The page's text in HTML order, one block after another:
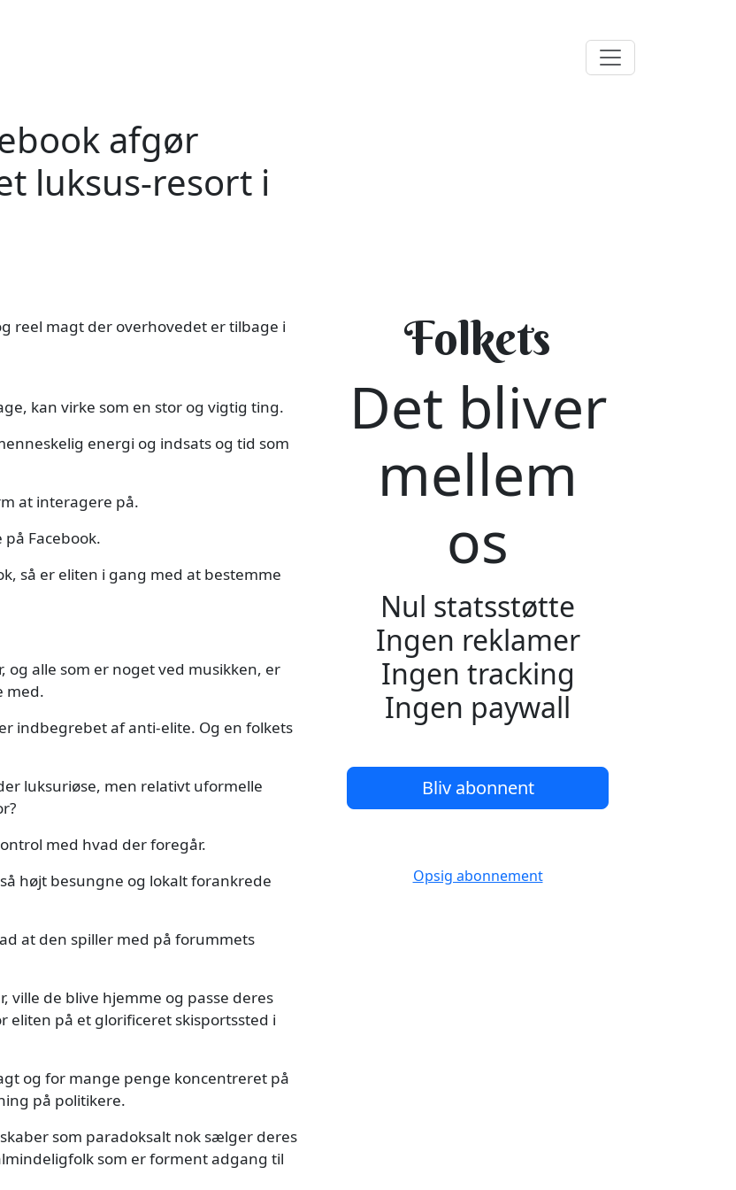
afgør
luksus-resort i
reel magt der overhovedet er tilbage i
kan virke som en stor og vigtig ting.
energi og indsats og tid som
at interagere på.
Facebook.
så er eliten i gang med at bestemme
og alle som er noget ved musikken, er
med.
indbegrebet af anti-elite. Og en folkets
luksuriøse, men relativt uformelle
med hvad der foregår.
højt besungne og lokalt forankrede
at den spiller med på forummets
de blive hjemme og passe deres
på et glorificeret skisportssted i
og for mange penge koncentreret på
på politikere.
som paradoksalt nok sælger deres
som er forment adgang til
Folkets
Det bliver
mellem
os
Nul statsstøtte
Ingen reklamer
Ingen tracking
Ingen paywall
Bliv abonnent
Opsig abonnement